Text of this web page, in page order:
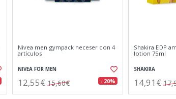
Nivea men gympack neceser con 4
artículos
NIVEA FOR MEN
12,55€ 15,60€ - 20%
Shakira EDP
lotion 75ml
SHAKIRA
14,91€